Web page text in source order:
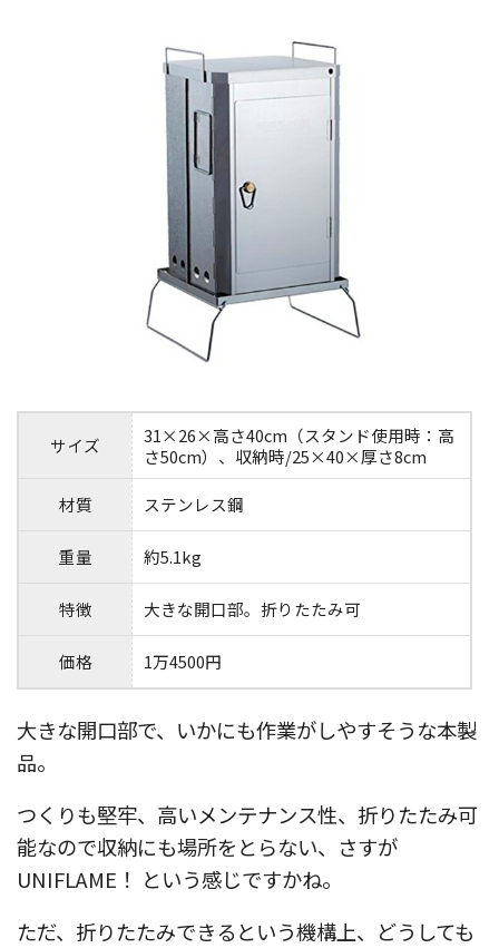
サイズ
31×26×高さ40cm（スタンド使用時：高
さ50cm）、収納時/25×40×厚さ8cm
材質 ステンレス鋼
重量 約5.1kg
特徴 大きな開口部。折りたたみ可
価格 1万4500円
大きな開口部で、いかにも作業がしやすそうな本製
品。
つくりも堅牢、高いメンテナンス性、折りたたみ可
能なので収納にも場所をとらない、さすが
UNIFLAME！ という感じですかね。
ただ、折りたたみできるという機構上、どうしても